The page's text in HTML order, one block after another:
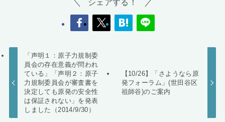
シェアする！
「声明１：原子力規制委
員会の存在意義が問われ
ている」「声明２：原子
力規制委員会が審査書を
決定しても原発の安全性
は保証されない」を発表
しました（2014/9/30）
【10/26】「さようなら原
発フォーラム」(世田谷区
祖師谷)のご案内